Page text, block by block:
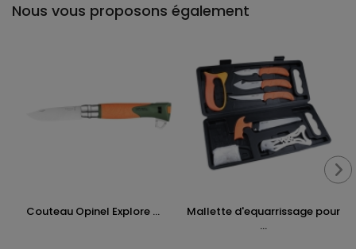
Nous vous proposons également
Couteau Opinel Explore ...
Mallette d'equarrissage pour
...